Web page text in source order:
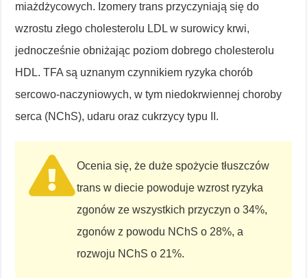
miażdżycowych. Izomery trans przyczyniają się do
wzrostu złego cholesterolu LDL w surowicy krwi,
jednocześnie obniżając poziom dobrego cholesterolu
HDL. TFA są uznanym czynnikiem ryzyka chorób
sercowo-naczyniowych, w tym niedokrwiennej choroby
serca (NChS), udaru oraz cukrzycy typu II.
Ocenia się, że duże spożycie tłuszczów
trans w diecie powoduje wzrost ryzyka
zgonów ze wszystkich przyczyn o 34%,
zgonów z powodu NChS o 28%, a
rozwoju NChS o 21%.